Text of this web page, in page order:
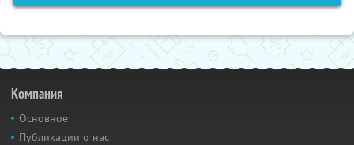
Компания
Основное
Публикации о нас